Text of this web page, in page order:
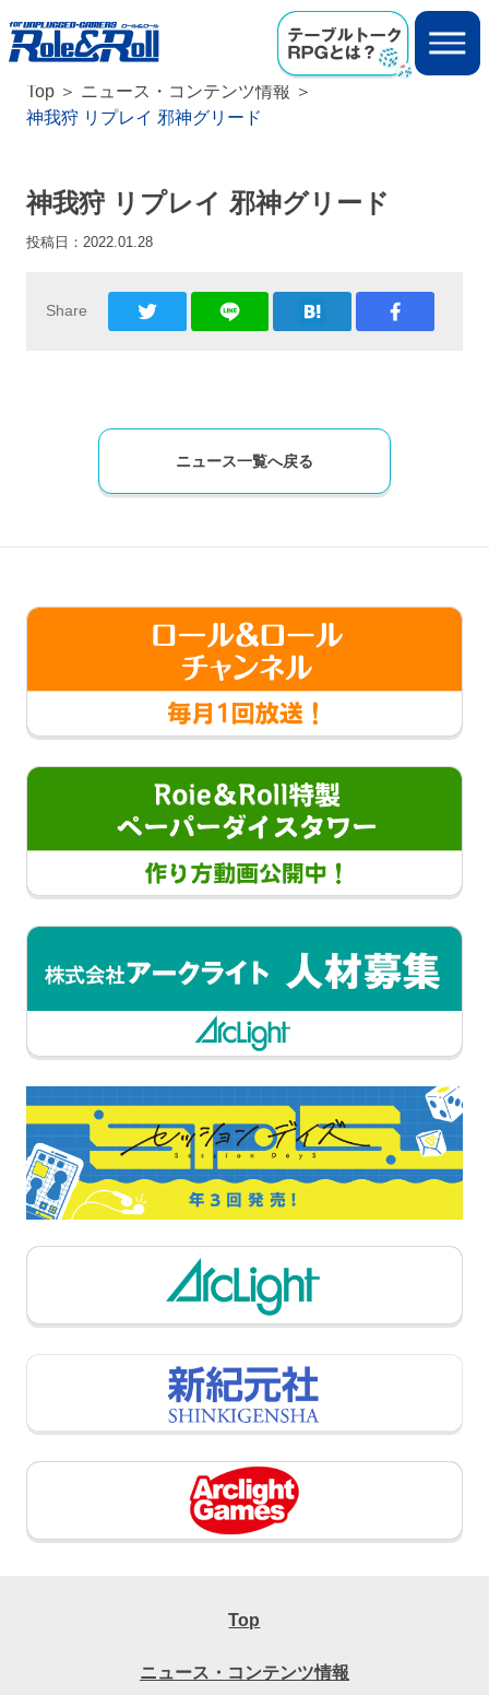
Top
ニュース・コンテンツ情報
神我狩 リプレイ 邪神グリード
神我狩 リプレイ 邪神グリード
投稿日： 2022.01.28
Share
ニュース一覧へ戻る
Top
ニュース・コンテンツ情報